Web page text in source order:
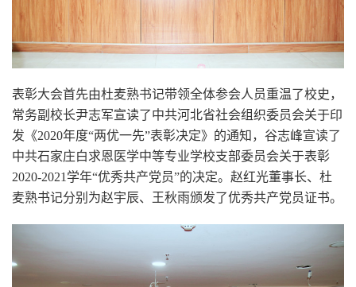
表彰大会首先由杜麦熟书记带领全体参会人员重温了校史，
常务副校长尹志军宣读了中共河北省社会组织委员会关于印
发《2020年度“两优一先”表彰决定》的通知，谷志峰宣读了
中共石家庄白求恩医学中等专业学校支部委员会关于表彰
2020-2021学年“优秀共产党员”的决定。赵红光董事长、杜
麦熟书记分别为赵宇辰、王秋雨颁发了优秀共产党员证书。